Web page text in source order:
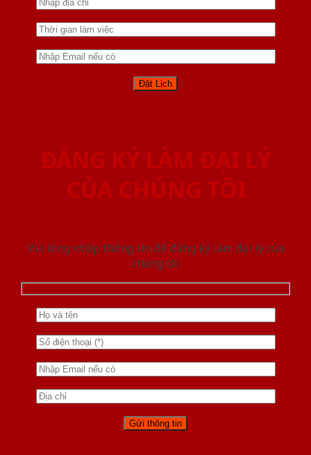
ĐĂNG KÝ LÀM ĐẠI LÝ
CỦA CHÚNG TÔI
Vui lòng nhập thông tin để đăng ký làm đại lý của
chúng tôi